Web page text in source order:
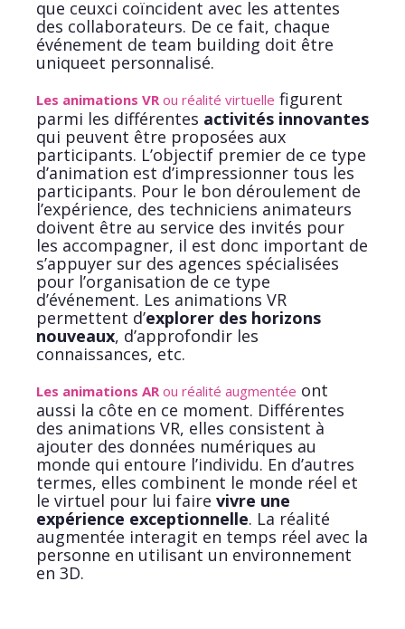
que ceux­ci coïncident avec les attentes
des collaborateurs. De ce fait, chaque
événement de team building doit être
uniqueet personnalisé.
Les animations VRou réalité virtuelle figurent
parmi les différentes activités innovantes
qui peuvent être proposées aux
participants. L’objectif premier de ce type
d’animation est d’impressionner tous les
participants. Pour le bon déroulement de
l’expérience, des techniciens animateurs
doivent être au service des invités pour
les accompagner, il est donc important de
s’appuyer sur des agences spécialisées
pour l’organisation de ce type
d’événement. Les animations VR
permettent d’explorer des horizons
nouveaux, d’approfondir les
connaissances, etc.
Les animations ARou réalité augmentée ont
aussi la côte en ce moment. Différentes
des animations VR, elles consistent à
ajouter des données numériques au
monde qui entoure l’individu. En d’autres
termes, elles combinent le monde réel et
le virtuel pour lui faire vivre une
expérience exceptionnelle. La réalité
augmentée interagit en temps réel avec la
personne en utilisant un environnement
en 3D.